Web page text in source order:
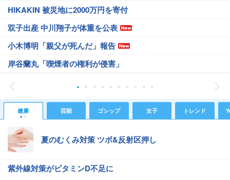
HIKAKIN 被災地に2000万円を寄付
双子出産 中川翔子が体重を公表
小木博明「親父が死んだ」報告
岸谷蘭丸「喫煙者の権利が侵害」
健康 芸能 ゴシップ 女子 トレンド
夏のむくみ対策 ツボ&反射区押し
紫外線対策がビタミンD不足に